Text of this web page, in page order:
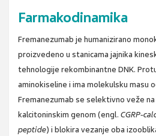
Farmakodinamika
Fremanezumab je humanizirano
proizvedeno u stanicama jajnika
tehnologije rekombinantne DNK.
aminokiseline i ima molekulsku masu
Fremanezumab se selektivno veže
kalcitoninskim genom (engl. CGRP-
peptide) i blokira vezanje oba